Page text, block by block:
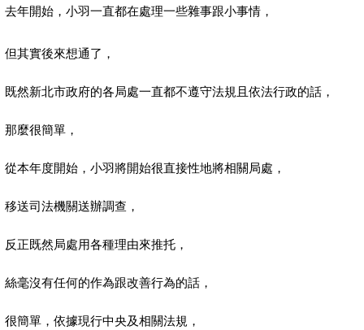
去年開始，小羽一直都在處理一些雜事跟小事情，
但其實後來想通了，
既然新北市政府的各局處一直都不遵守法規且依法行政的話，
那麼很簡單，
從本年度開始，小羽將開始很直接性地將相關局處，
移送司法機關送辦調查，
反正既然局處用各種理由來推托，
絲毫沒有任何的作為跟改善行為的話，
很簡單，依據現行中央及相關法規，